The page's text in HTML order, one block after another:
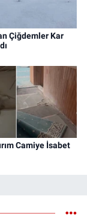
Çiğdemler Kar
Camiye İsabet